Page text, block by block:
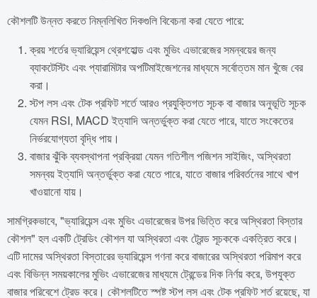
কৌশলটি উন্নত করতে নিম্নলিখিত দিকগুলি বিবেচনা করা যেতে পারে:
ক্রয় শর্তের ভ্যারিয়েন্স থ্রেশহোল্ড এবং মুভিং এভারেজের সমন্বয়ের জন্য
ব্যাকটেস্টিং এবং প্যারামিটার অপটিমাইজেশনের মাধ্যমে সর্বোত্তম মান খুঁজে বের
করা।
স্টপ লস এবং টেক প্রফিট শর্তে আরও প্রযুক্তিগত সূচক বা বাজার অনুভূতি সূচক
যেমন RSI, MACD ইত্যাদি অন্তর্ভুক্ত করা যেতে পারে, যাতে সংকেতের
নির্ভরযোগ্যতা বৃদ্ধি পায়।
বাজার ঝুঁকি ব্যবস্থাপনা প্রক্রিয়া যেমন গতিশীল পজিশন সাইজিং, অস্থিরতা
সমন্বয় ইত্যাদি অন্তর্ভুক্ত করা যেতে পারে, যাতে বাজার পরিবর্তনের সাথে খাপ
খাওয়ানো যায়।
সামগ্রিকভাবে, "ভ্যারিয়েন্স এবং মুভিং এভারেজের উপর ভিত্তি করে অস্থিরতা বিস্তার
কৌশল" হল একটি ট্রেডিং কৌশল যা অস্থিরতা এবং ট্রেন্ড সূচককে একত্রিত করে।
এটি দামের অস্থিরতা বিস্তারের ভ্যারিয়েন্স গণনা করে বাজারের অস্থিরতা পরিমাপ করে
এবং বিভিন্ন সময়কালের মুভিং এভারেজের মাধ্যমে ট্রেন্ডের দিক নির্ণয় করে, উপযুক্ত
বাজার পরিবেশে ট্রেড করে। কৌশলটিতে স্পষ্ট স্টপ লস এবং টেক প্রফিট শর্ত রয়েছে, যা